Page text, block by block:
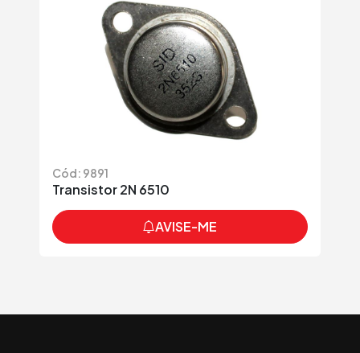
Cód: 9891
Transistor 2N 6510
AVISE-ME